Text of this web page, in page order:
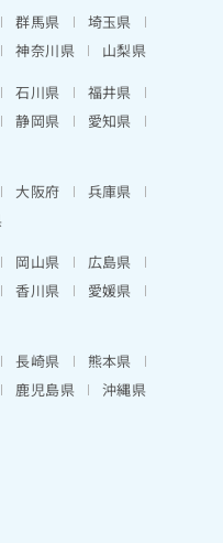
群馬県
埼玉県
神奈川県
山梨県
石川県
福井県
静岡県
愛知県
大阪府
兵庫県
岡山県
広島県
香川県
愛媛県
長崎県
熊本県
鹿児島県 沖縄県